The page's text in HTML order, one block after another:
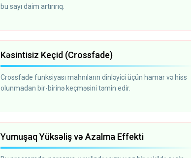
bu sayı daim artırırıq.
Kəsintisiz Keçid (Crossfade)
Crossfade funksiyası mahnıların dinləyici üçün hamar və hiss
olunmadan bir-birinə keçməsini təmin edir.
Yumuşaq Yüksəliş və Azalma Effekti